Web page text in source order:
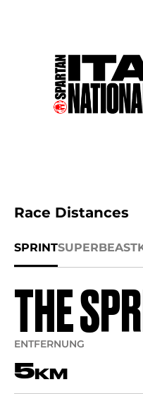
Race Distances
SPRINTSUPERBEAST
THE
ENTFERNUNG
5 KM